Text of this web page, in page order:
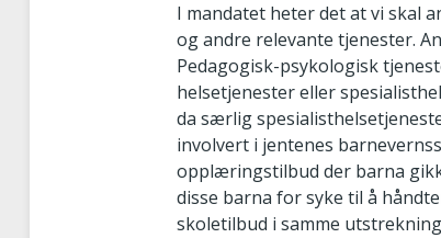
I mandatet heter det at vi skal
og andre relevante tjenester.
Pedagogisk-psykologisk
helsetjenester eller
da særlig
involvert i jentenes
opplæringstilbud der barna
disse barna for syke til å
skoletilbud i samme